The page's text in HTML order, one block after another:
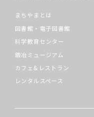
まちやまとは
図書館・電子図書館
科学教育センター
鍛冶ミュージアム
カフェ&レストラン
レンタルスペース